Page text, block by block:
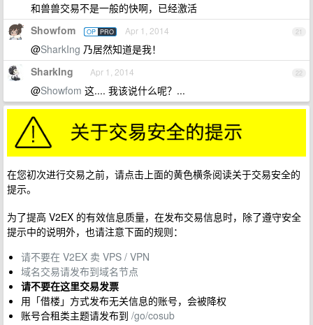
和兽兽交易不是一般的快啊，已经激活
21
Showfom OP PRO Apr 1, 2014
@SharkIng 乃居然知道是我！
22
SharkIng Apr 1, 2014
@Showfom 这.... 我该说什么呢？...
在您初次进行交易之前，请点击上面的黄色横条阅读关于交易安全的
提示。
为了提高 V2EX 的有效信息质量，在发布交易信息时，除了遵守安全
提示中的说明外，也请注意下面的规则：
请不要在 V2EX 卖 VPS / VPN
域名交易请发布到域名节点
请不要在这里交易发票
用「借楼」方式发布无关信息的账号，会被降权
账号合租类主题请发布到 /go/cosub